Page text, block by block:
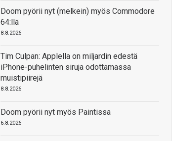
Doom pyörii nyt (melkein) myös Commodore
64:llä
8.8.2026
Tim Culpan: Applella on miljardin edestä
iPhone-puhelinten siruja odottamassa
muistipiirejä
8.8.2026
Doom pyörii nyt myös Paintissa
6.8.2026